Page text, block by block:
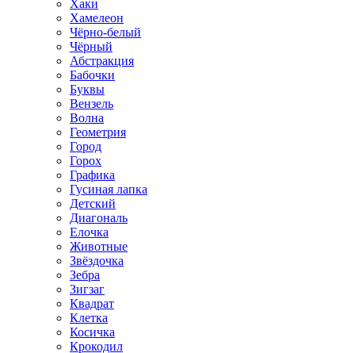
Хаки
Хамелеон
Чёрно-белый
Чёрный
Абстракция
Бабочки
Буквы
Вензель
Волна
Геометрия
Город
Горох
Графика
Гусиная лапка
Детский
Диагональ
Елочка
Животные
Звёздочка
Зебра
Зигзаг
Квадрат
Клетка
Косичка
Крокодил